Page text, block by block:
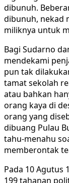
dibunuh.
dibunuh, nekad
miliknya untuk
Bagi Sudarno
mendekami
pun tak
tamat sekolah
atau bahkan
orang kaya di
orang yang
dibuang Pulau
tahu-menahu
memberontak
Pada 10 Agutus
199 tahanan